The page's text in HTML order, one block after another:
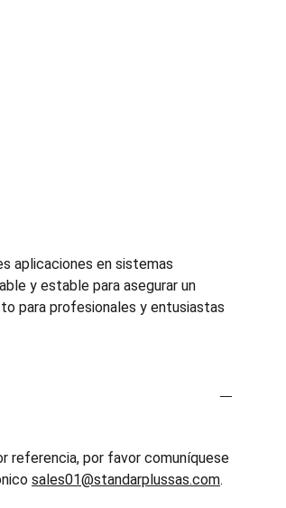
aplicaciones en sistemas
y estable para asegurar un
para profesionales y entusiastas
referencia, por favor comuníquese
sales01@standarplussas.com.